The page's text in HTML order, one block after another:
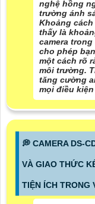
nghệ hồng
trường ánh
Khoảng
thấy là
camera
cho phép
một cách rõ
môi trường.
tăng cường
mọi điều
️💭 CAMERA DS-
VÀ GIAO THỨC
TIỆN ÍCH TRONG